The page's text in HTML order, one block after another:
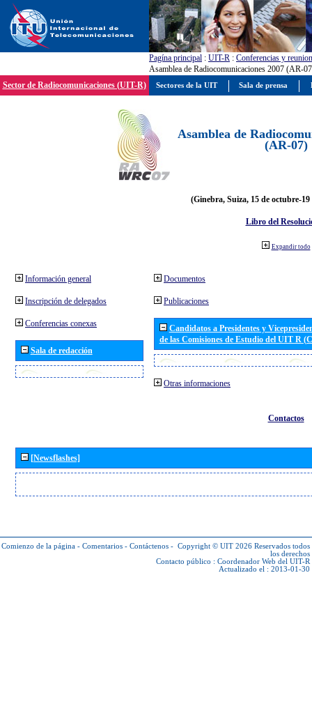
Pagína principal : UIT-R : Conferencias y
Asamblea de Radiocomunicaciones 2007 (AR-
Sector de Radiocomunicaciones (UIT-R)
Asamblea de
(AR-07)
(Ginebra, Suiza, 15 de octubre-19
Libro del
Expandir todo
Información general
Inscripción de delegados
Conferencias conexas
Sala de redacción
Documentos
Publicaciones
Candidatos a Presidentes y
de las Comisiones de Estudio del UIT R
Otras informaciones
Contactos
[Newsflashes]
Comienzo de la página - Comentarios - Contáctenos - Copyright © UIT 2026 Reservados todos
los derechos
Contacto público : Coordenador Web del UIT-R
Actualizado el : 2013-01-30
Sectores de la UIT Sala de prensa